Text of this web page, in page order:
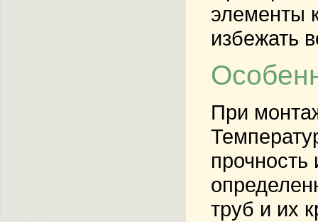
элементы
избежать
При
труб и их